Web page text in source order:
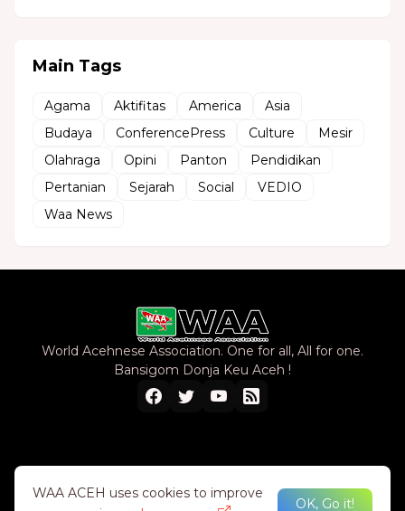
Main Tags
Agama Aktifitas America
Asia
Budaya
ConferencePress Culture
Mesir
Olahraga
Opini Panton
Pendidikan
Pertanian
Sejarah Social
VEDIO
Waa News
World Acehnese Association. One for all, All for one.
Bansigom Donja Keu Aceh !
Home About UsPrivacy PolicyContact Us
WAA ACEH uses cookies to improve
OK, Go it!